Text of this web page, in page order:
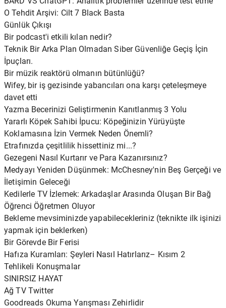
O Tehdit Arşivi: Cilt 7 Black Basta
Günlük Çıkışı
Bir podcast'i etkili kılan nedir?
Teknik Bir Arka Plan Olmadan Siber Güvenliğe Geçiş İçin
İpuçları.
Bir müzik reaktörü olmanın bütünlüğü?
Wifey, bir iş gezisinde yabancıları ona karşı çeteleşmeye
davet etti
Yazma Becerinizi Geliştirmenin Kanıtlanmış 3 Yolu
Yararlı Köpek Sahibi İpucu: Köpeğinizin Yürüyüşte
Koklamasına İzin Vermek Neden Önemli?
Etrafınızda çeşitlilik hissettiniz mi...?
Gezegeni Nasıl Kurtarır ve Para Kazanırsınız?
Medyayı Yeniden Düşünmek: McChesney'nin Beş Gerçeği ve
İletişimin Geleceği
Kedilerle TV İzlemek: Arkadaşlar Arasında Oluşan Bir Bağ
Öğrenci Öğretmen Oluyor
Bekleme mevsiminizde yapabilecekleriniz (teknikte ilk işinizi
yapmak için beklerken)
Bir Görevde Bir Ferisi
Hafıza Kuramları: Şeyleri Nasıl Hatırlarız– Kısım 2
Tehlikeli Konuşmalar
SINIRSIZ HAYAT
Ağ TV Twitter
Goodreads Okuma Yarışması Zehirlidir